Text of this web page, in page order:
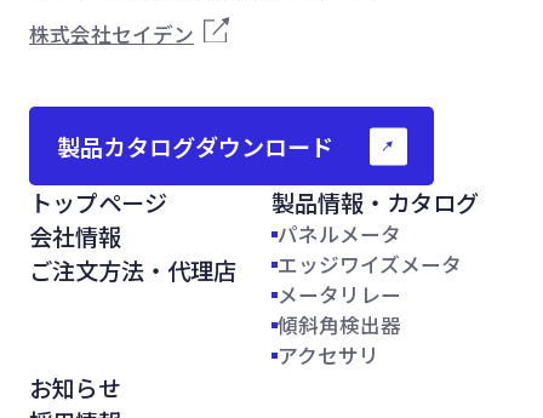
株式会社セイデン
製品カタログダウンロード
トップページ
会社情報
ご注文方法・代理店
製品情報・カタログ
パネルメータ
エッジワイズメータ
メータリレー
傾斜角検出器
アクセサリ
お知らせ